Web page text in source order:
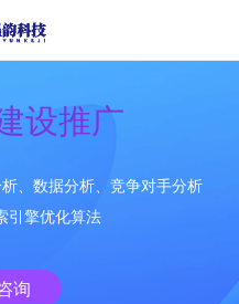
设推广
、数据分析、竞争对手分析
引擎优化算法
询